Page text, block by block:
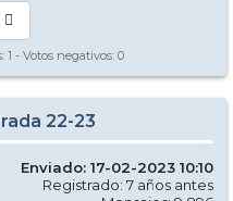
1 - Votos negativos: 0
22-23
Enviado: 17-02-2023 10:10
Registrado: 7 años antes